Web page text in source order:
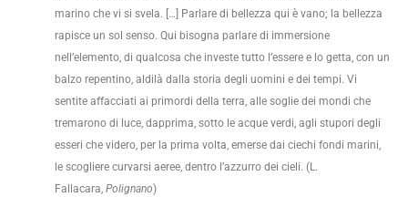
marino che vi si svela. […] Parlare di bellezza qui è vano; la bellezza
rapisce un sol senso. Qui bisogna parlare di immersione
nell’elemento, di qualcosa che investe tutto l’essere e lo getta, con un
balzo repentino, aldilà dalla storia degli uomini e dei tempi. Vi
sentite affacciati ai primordi della terra, alle soglie dei mondi che
tremarono di luce, dapprima, sotto le acque verdi, agli stupori degli
esseri che videro, per la prima volta, emerse dai ciechi fondi marini,
le scogliere curvarsi aeree, dentro l’azzurro dei cieli. (L.
Fallacara, Polignano)